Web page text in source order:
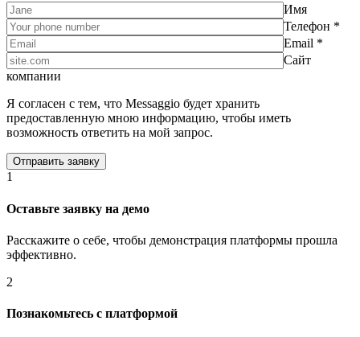
Имя
Телефон *
Email *
Сайт
компании
Я согласен с тем, что Messaggio будет хранить
предоставленную мною информацию, чтобы иметь
возможность ответить на мой запрос.
1
Оставьте заявку на демо
Расскажите о себе, чтобы демонстрация платформы прошла
эффективно.
2
Познакомьтесь с платформой